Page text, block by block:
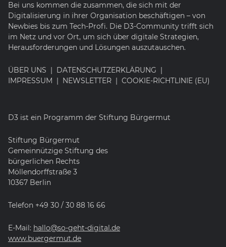
Bei uns kommen die zusammen, die sich mit der
Digitalisierung in ihrer Organisation beschäftigen – von
Newbies bis zum Tech-Profi. Die D3-Community trifft sich
im Netz und vor Ort, um sich über digitale Strategien,
Herausforderungen und Lösungen auszutauschen.
ÜBER UNS
DATENSCHUTZERKLÄRUNG
IMPRESSUM
NEWSLETTER COOKIE-RICHTLINIE (EU)
D3 ist ein Programm der Stiftung Bürgermut
Stiftung Bürgermut
Gemeinnützige Stiftung des
bürgerlichen Rechts
Möllendorffstraße 3
10367 Berlin
Telefon +49 30 / 30 88 16 66
E-Mail: hallo@so-geht-digital.de
www.buergermut.de